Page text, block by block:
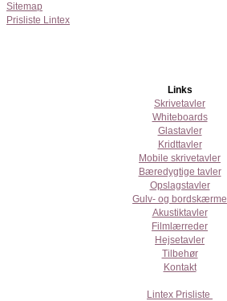
Sitemap
Prisliste Lintex
Links
Skrivetavler
Whiteboards
Glastavler
Kridttavler
Mobile skrivetavler
Bæredygtige tavler
Opslagstavler
Gulv- og bordskærme
Akustiktavler
Filmlærreder
Hejsetavler
Tilbehør
Kontakt
Lintex Prisliste